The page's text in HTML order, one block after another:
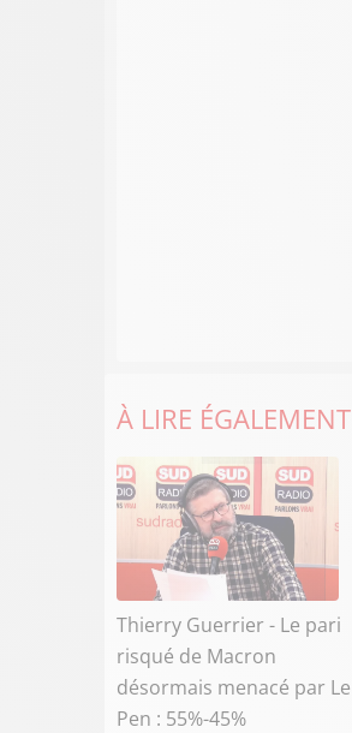
À LIRE ÉGALEMENT
Thierry Guerrier - Le pari
risqué de Macron
désormais menacé par Le
Pen : 55%-45%